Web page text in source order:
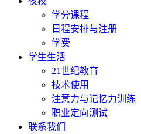
学分课程
日程安排与注册
学费
学生生活
21世纪教育
技术使用
注意力与记忆力训练
职业定向测试
联系我们